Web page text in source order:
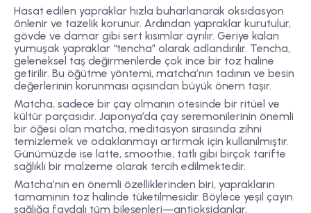
Hasat edilen yapraklar hızla buharlanarak oksidasyon
önlenir ve tazelik korunur. Ardından yapraklar kurutulur,
gövde ve damar gibi sert kısımlar ayrılır. Geriye kalan
yumuşak yapraklar “tencha” olarak adlandırılır. Tencha,
geleneksel taş değirmenlerde çok ince bir toz haline
getirilir. Bu öğütme yöntemi, matcha’nın tadının ve besin
değerlerinin korunması açısından büyük önem taşır.
Matcha, sadece bir çay olmanın ötesinde bir ritüel ve
kültür parçasıdır. Japonya’da çay seremonilerinin önemli
bir öğesi olan matcha, meditasyon sırasında zihni
temizlemek ve odaklanmayı artırmak için kullanılmıştır.
Günümüzde ise latte, smoothie, tatlı gibi birçok tarifte
sağlıklı bir malzeme olarak tercih edilmektedir.
Matcha’nın en önemli özelliklerinden biri, yaprakların
tamamının toz halinde tüketilmesidir. Böylece yeşil çayın
sağlığa faydalı tüm bileşenleri—antioksidanlar,